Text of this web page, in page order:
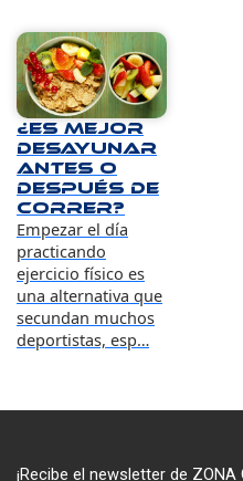
¿Es mejor
desayunar
antes o
después de
correr?
Empezar el día
practicando
ejercicio físico es
una alternativa que
secundan muchos
deportistas, esp…
¡Recibe el newsletter de